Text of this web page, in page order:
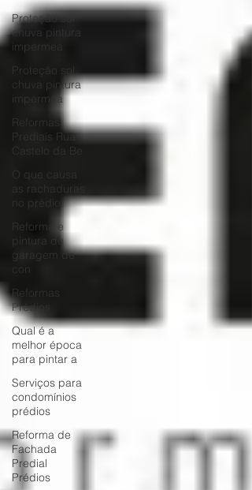
Proteção sol
chuva pintura
impermea
Proteção sol
chuva pintura
impermea
Reformas
Prediais Rua
Castelo da Be
O que causa
as rachaduras
no prédio
Reforma e
pintura de
garagem de
con
Reformas
Prédios
Qual é a
melhor época
para pintar a
Serviços para
condomínios
prédios
Reforma de
Fachada
Predial
Prédios